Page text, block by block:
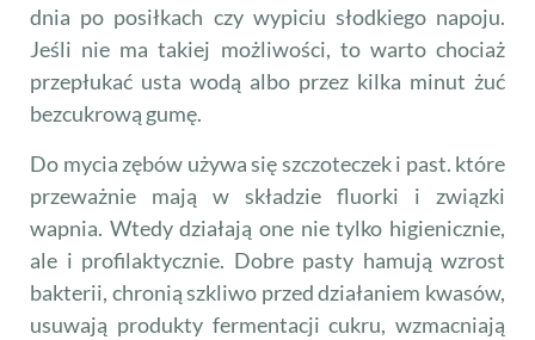
dnia po posiłkach czy wypiciu słodkiego napoju.
Jeśli nie ma takiej możliwości, to warto chociaż
przepłukać usta wodą albo przez kilka minut żuć
bezcukrową gumę.
Do mycia zębów używa się szczoteczek i past. które
prze­ważnie mają w składzie fluorki i związki
wapnia. Wtedy działają one nie tylko higienicznie,
ale i profilaktycznie. Dobre pasty hamują wzrost
bakterii, chronią szkliwo przed działaniem kwasów,
usuwają produkty fermentacji cukru, wzmacniają